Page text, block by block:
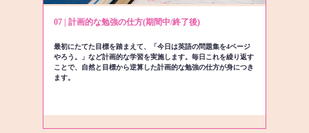
07 | 計画的な勉強の仕方(期間中/終了後)
最初にたてた目標を踏まえて、「今日は英語の問題集を4ページ
やろう。」など計画的な学習を実施します。毎日これを繰り返す
ことで、自然と目標から逆算した計画的な勉強の仕方が身につき
ます。